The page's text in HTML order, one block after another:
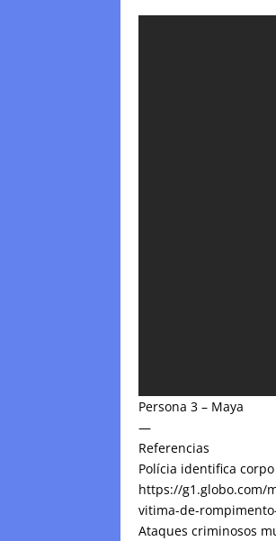
Persona 3 – Maya
—
Referencias
Polícia identifica
https://g1.globo.com/
vitima-de-
Ataques criminosos